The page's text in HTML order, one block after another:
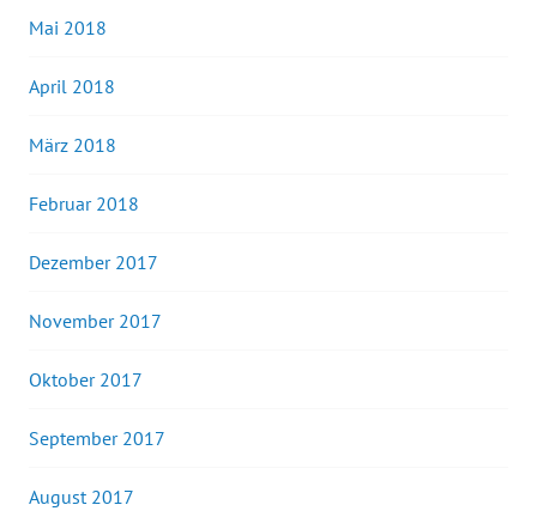
Mai 2018
April 2018
März 2018
Februar 2018
Dezember 2017
November 2017
Oktober 2017
September 2017
August 2017